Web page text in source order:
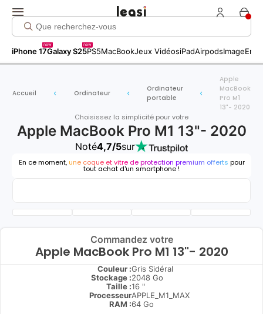
iPhone 17
new
Galaxy S25
new
PS5MacBookJeux VidéosiPadAirpodsImage
Accueil Ordinateur
Ordinateur
portable
Apple
MacBook
Pro M1
13"- 2020
Choisissez la simplicité pour votre
Apple MacBook Pro M1 13"- 2020
Noté4,7/5sur
En ce moment, une coque et vitre de protection premium offerts pour
tout achat d'un smartphone !
Commandez votre
Apple MacBook Pro M1 13"- 2020
Couleur :Gris Sidéral
Stockage :2048 Go
Taille :16 "
ProcesseurAPPLE_M1_MAX
RAM :64 Go